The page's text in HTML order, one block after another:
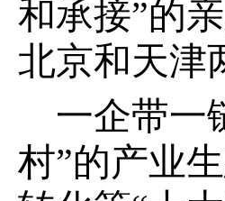
和承接”的
北京和天津
一企带一
村”的产业